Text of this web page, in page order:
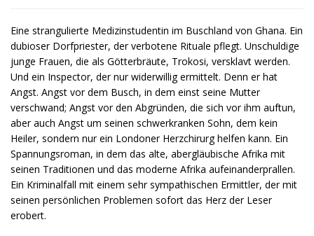
Eine strangulierte Medizinstudentin im Buschland von Ghana. Ein
dubioser Dorfpriester, der verbotene Rituale pflegt. Unschuldige
junge Frauen, die als Götterbräute, Trokosi, versklavt werden.
Und ein Inspector, der nur widerwillig ermittelt. Denn er hat
Angst. Angst vor dem Busch, in dem einst seine Mutter
verschwand; Angst vor den Abgründen, die sich vor ihm auftun,
aber auch Angst um seinen schwerkranken Sohn, dem kein
Heiler, sondern nur ein Londoner Herzchirurg helfen kann. Ein
Spannungsroman, in dem das alte, abergläubische Afrika mit
seinen Traditionen und das moderne Afrika aufeinanderprallen.
Ein Kriminalfall mit einem sehr sympathischen Ermittler, der mit
seinen persönlichen Problemen sofort das Herz der Leser
erobert.